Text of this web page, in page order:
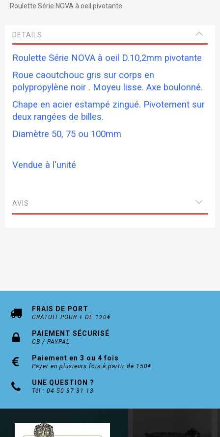
Roulette Série NOVA à oeil pivotante
DETAILS
Roulette Série NOVA à oeil D.10,2mm pivotante
Roue caoutchouc gris sur corps en
polypropylène noir . Moyeu lisse. Axe boulonné.
Chape en acier estampé zingué. Pivotement sur
deux rangées de billes.
Diamètre 50, 75 ou 100mm
Vendue à l'unité
AVIS
FRAIS DE PORT
GRATUIT POUR + DE 120€
PAIEMENT SÉCURISÉ
CB / PAYPAL
Paiement en 3 ou 4 fois
Payer en plusieurs fois à partir de 150€
UNE QUESTION ?
Tél : 04 50 37 31 13